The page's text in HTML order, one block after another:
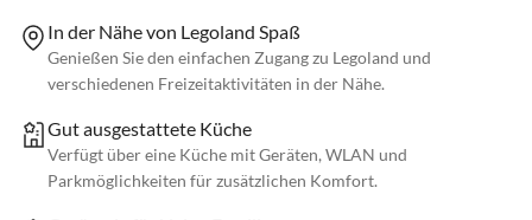
In der Nähe von Legoland Spaß
Genießen Sie den einfachen Zugang zu Legoland und
verschiedenen Freizeitaktivitäten in der Nähe.
Gut ausgestattete Küche
Verfügt über eine Küche mit Geräten, WLAN und
Parkmöglichkeiten für zusätzlichen Komfort.